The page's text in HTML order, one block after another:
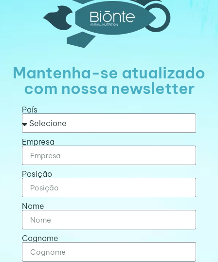
Mantenha-se atualizado
com nossa newsletter
País
Empresa
Posição
Nome
Cognome